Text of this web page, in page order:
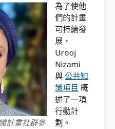
計畫社群參
為了使他
們的計畫
可持續發
展，
Urooj
Nizami
與公共知
識項目 概
述了一項
行動計
劃。